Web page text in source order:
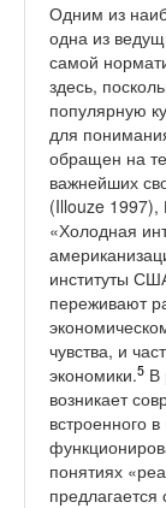
Одним из
одна из
самой
здесь,
популярную
для
обращен на
важнейших
(Illouze 1997),
«Холодная
институты
переживают
чувства, и
экономики.5 В
возникает
встроенного
понятиях